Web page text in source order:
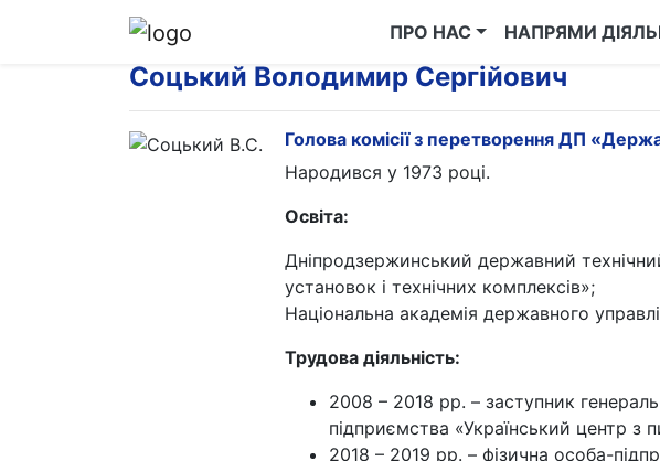
ПРО НАС НАПРЯМИ
Соцький Володимир Сергійович
Голова комісії з перетворення ДП
Народився у 1973 році.
Освіта:
Дніпродзержинський державний
установок і технічних комплексів»;
Національна академія державного
Трудова діяльність:
2008 – 2018 рр. – заступник
підприємства «Український центр з
2018 – 2019 рр. – фізична особа-